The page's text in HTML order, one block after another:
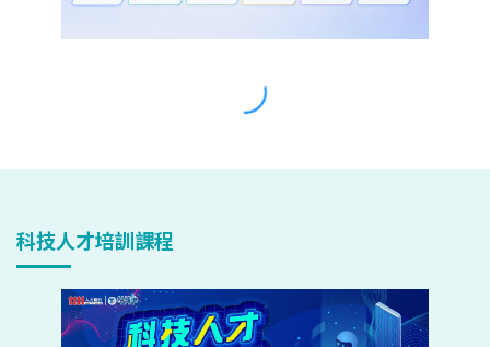
科技人才培訓課程